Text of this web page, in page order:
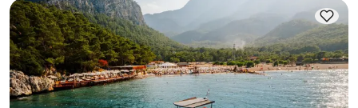
seyir kapasitesi geçerlidir.